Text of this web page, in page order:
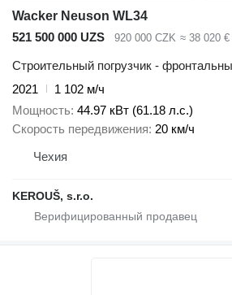
Wacker Neuson WL34
521 500 000 UZS
920 000 CZK ≈ 38 020 €
Строительный погрузчик -
2021
1 102 м/ч
Мощность 44.97 кВт (61.18 л.с.)
Скорость передвижения 20 км/ч
Чехия
KEROUŠ, s.r.o.